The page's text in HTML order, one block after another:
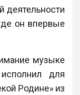
деятельности
он впервые
музыке
для
Родине» из